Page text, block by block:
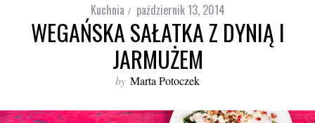
Kuchnia październik 13, 2014
WEGAŃSKA SAŁATKA Z DYNIĄ I
JARMUŻEM
by Marta Potoczek